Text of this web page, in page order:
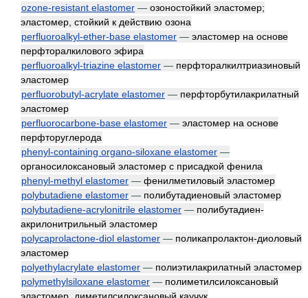
ozone-resistant elastomer — озоностойкий эластомер;
эластомер, стойкий к действию озона
perfluoroalkyl-ether-base elastomer — эластомер на основе
перфторалкилового эфира
perfluoroalkyl-triazine elastomer — перфторалкилтриазиновый
эластомер
perfluorobutyl-acrylate elastomer — перфторбутилакрилатный
эластомер
perfluorocarbone-base elastomer — эластомер на основе
перфторуглерода
phenyl-containing organo-siloxane elastomer —
органосилоксановый эластомер с присадкой фенила
phenyl-methyl elastomer — фенилметиловый эластомер
polybutadiene elastomer — полибутадиеновый эластомер
polybutadiene-acrylonitrile elastomer — полибутадиен-
акрилонитрильный эластомер
polycaprolactone-diol elastomer — поликапролактон-диоловый
эластомер
polyethylacrylate elastomer — полиэтилакрилатный эластомер
polymethylsiloxane elastomer — полиметилсилоксановый